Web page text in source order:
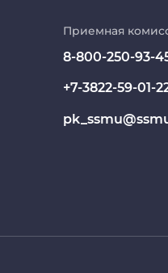
данных Приемная
8-800-250-93-
+7-3822-59-01-